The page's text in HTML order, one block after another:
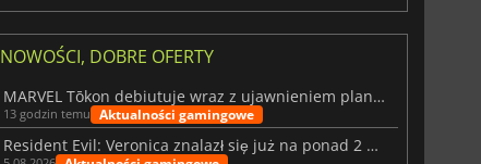
NOWOŚCI, DOBRE OFERTY
MARVEL Tōkon debiutuje wraz z ujawnieniem planu rozwoju na pierwszy rok
13 godzin temu Aktualności gamingowe
Resident Evil: Veronica znalazł się już na ponad 2 milionach list życzeń